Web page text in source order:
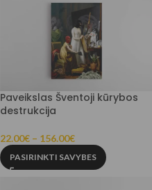
Paveikslas Šventoji kūrybos
destrukcija
22.00€ – 156.00€
PASIRINKTI SAVYBES